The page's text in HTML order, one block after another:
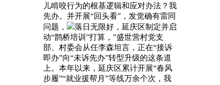
儿啃咬行为的根基逻辑和应对办法？我
先办。并开展“回头看”，发觉确有雷同
问题，
落日无限好，延庆区制定并启
动“鹊桥培训”打算，”盛世营村党支
部、村委会从任李森坦言，正在“接诉
即办”向“未诉先办”转型升级的这条道
上。本年以来，延庆区累计开展“春风
步履”“就业援帮月”等线万余个次，我